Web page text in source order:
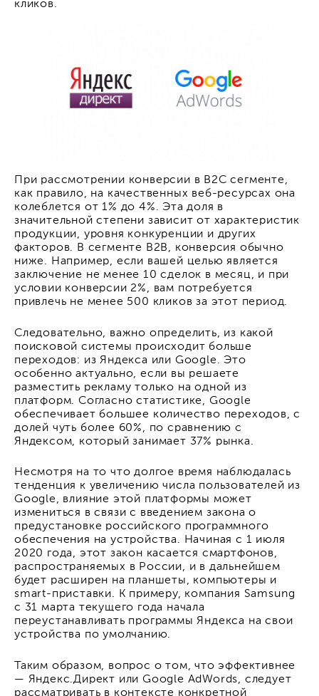
кликов.
При рассмотрении конверсии в B2C сегменте,
как правило, на качественных веб-ресурсах она
колеблется от 1% до 4%. Эта доля в
значительной степени зависит от характеристик
продукции, уровня конкуренции и других
факторов. В сегменте B2B, конверсия обычно
ниже. Например, если вашей целью является
заключение не менее 10 сделок в месяц, и при
условии конверсии 2%, вам потребуется
привлечь не менее 500 кликов за этот период.
Следовательно, важно определить, из какой
поисковой системы происходит больше
переходов: из Яндекса или Google. Это
особенно актуально, если вы решаете
разместить рекламу только на одной из
платформ. Согласно статистике, Google
обеспечивает большее количество переходов, с
долей чуть более 60%, по сравнению с
Яндексом, который занимает 37% рынка.
Несмотря на то что долгое время наблюдалась
тенденция к увеличению числа пользователей из
Google, влияние этой платформы может
измениться в связи с введением закона о
предустановке российского программного
обеспечения на устройства. Начиная с 1 июля
2020 года, этот закон касается смартфонов,
распространяемых в России, и в дальнейшем
будет расширен на планшеты, компьютеры и
smart-приставки. К примеру, компания Samsung
с 31 марта текущего года начала
переустанавливать программы Яндекса на свои
устройства по умолчанию.
Таким образом, вопрос о том, что эффективнее
— Яндекс.Директ или Google AdWords, следует
рассматривать в контексте конкретной